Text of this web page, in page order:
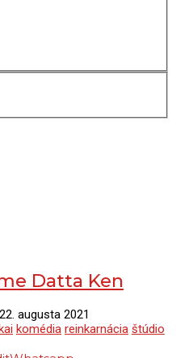
Datta Ken
22. augusta 2021
komédia reinkarnácia štúdio